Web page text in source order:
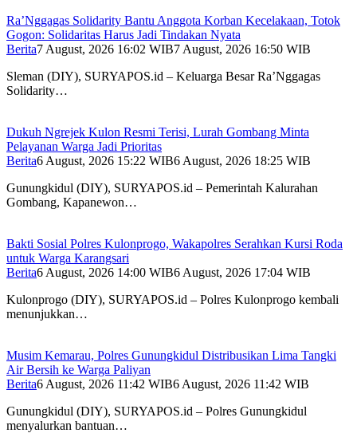
Ra’Nggagas Solidarity Bantu Anggota Korban Kecelakaan, Totok
Gogon: Solidaritas Harus Jadi Tindakan Nyata
Berita7 August, 2026 16:02 WIB7 August, 2026 16:50 WIB
Sleman (DIY), SURYAPOS.id – Keluarga Besar Ra’Nggagas
Solidarity…
Dukuh Ngrejek Kulon Resmi Terisi, Lurah Gombang Minta
Pelayanan Warga Jadi Prioritas
Berita6 August, 2026 15:22 WIB6 August, 2026 18:25 WIB
Gunungkidul (DIY), SURYAPOS.id – Pemerintah Kalurahan
Gombang, Kapanewon…
Bakti Sosial Polres Kulonprogo, Wakapolres Serahkan Kursi Roda
untuk Warga Karangsari
Berita6 August, 2026 14:00 WIB6 August, 2026 17:04 WIB
Kulonprogo (DIY), SURYAPOS.id – Polres Kulonprogo kembali
menunjukkan…
Musim Kemarau, Polres Gunungkidul Distribusikan Lima Tangki
Air Bersih ke Warga Paliyan
Berita6 August, 2026 11:42 WIB6 August, 2026 11:42 WIB
Gunungkidul (DIY), SURYAPOS.id – Polres Gunungkidul
menyalurkan bantuan…